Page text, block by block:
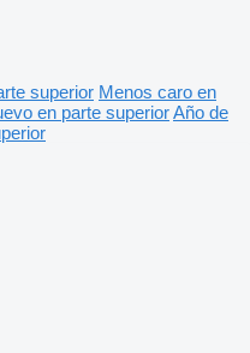
superior Menos caro en
en parte superiorAño de